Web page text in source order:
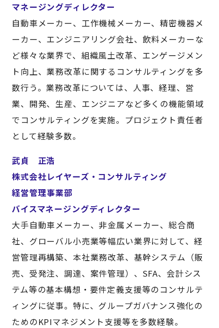
マネージングディレクター
自動車メーカー、工作機械メーカー、精密機器メ
ーカー、エンジニアリング会社、飲料メーカーな
ど様々な業界で、組織風土改革、エンゲージメン
ト向上、業務改革に関するコンサルティングを多
数行う。業務改革については、人事、経理、営
業、開発、生産、エンジニアなど多くの機能領域
でコンサルティングを実施。プロジェクト責任者
として経験多数。
武貞 正浩
株式会社レイヤーズ・コンサルティング
経営管理事業部
バイスマネージングディレクター
大手自動車メーカー、非金属メーカー、総合商
社、グローバル小売業等幅広い業界に対して、経
営管理再構築、本社業務改革、基幹システム（販
売、受発注、調達、案件管理）、SFA、会計シス
テム等の基本構想・要件定義支援等のコンサルテ
ィングに従事。特に、グループガバナンス強化の
ためのKPIマネジメント支援等を多数経験。